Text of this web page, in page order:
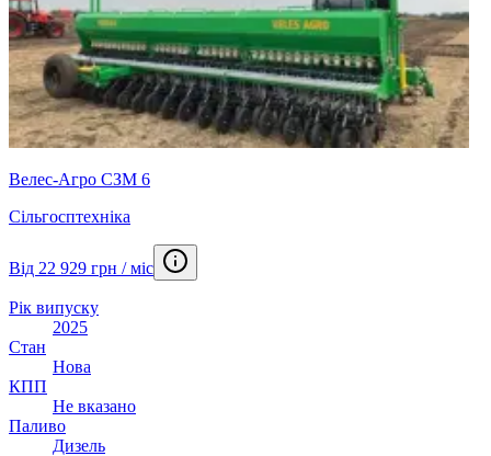
Велес-Агро СЗМ 6
Сільгосптехніка
Від 22 929 грн / міс
Рік випуску
2025
Стан
Нова
КПП
Не вказано
Паливо
Дизель